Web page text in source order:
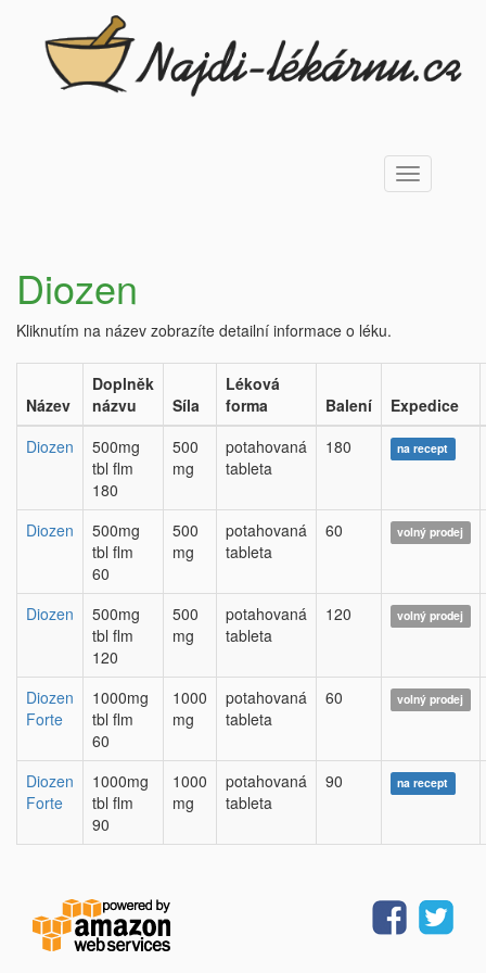
Toggle
navigation
Diozen
Kliknutím na název zobrazíte detailní informace o léku.
Název
Doplněk
názvu
Síla
Léková
forma
Balení
Expedice
Diozen
500mg
tbl flm
180
500
mg
potahovaná
tableta
180 na recept
Diozen
500mg
tbl flm
60
500
mg
potahovaná
tableta
60 volný prodej
Diozen
500mg
tbl flm
120
500
mg
potahovaná
tableta
120 volný prodej
Diozen
Forte
1000mg
tbl flm
60
1000
mg
potahovaná
tableta
60 volný prodej
Diozen
Forte
1000mg
tbl flm
90
1000
mg
potahovaná
tableta
90 na recept